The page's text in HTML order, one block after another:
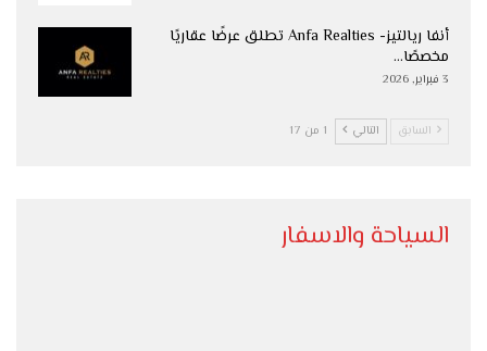
أنفا ريالتيز- Anfa Realties تطلق عرضًا عقاريًا
مخصصًا…
3 فبراير, 2026
السابق التالي 1 من 17
السياحة والاسفار